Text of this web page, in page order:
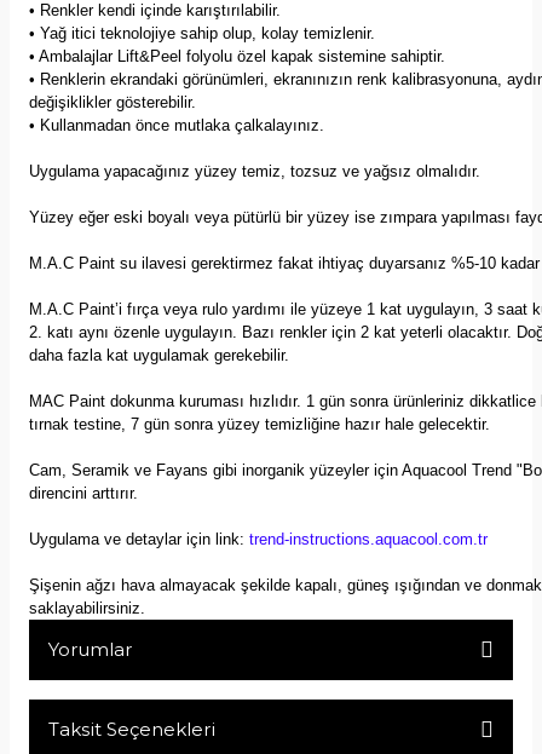
• Renkler kendi içinde karıştırılabilir.
• Yağ itici teknolojiye sahip olup, kolay temizlenir.
• Ambalajlar Lift&Peel folyolu özel kapak sistemine sahiptir.
• Renklerin ekrandaki görünümleri, ekranınızın renk kalibrasyonuna,
değişiklikler gösterebilir.
• Kullanmadan önce mutlaka çalkalayınız.
Uygulama yapacağınız yüzey temiz, tozsuz ve yağsız olmalıdır.
Yüzey eğer eski boyalı veya pütürlü bir yüzey ise zımpara yapılması
M.A.C Paint su ilavesi gerektirmez fakat ihtiyaç duyarsanız %5-10
M.A.C Paint’i fırça veya rulo yardımı ile yüzeye 1 kat uygulayın, 3 saat
2. katı aynı özenle uygulayın. Bazı renkler için 2 kat yeterli olacaktır.
daha fazla kat uygulamak gerekebilir.
MAC Paint dokunma kuruması hızlıdır. 1 gün sonra ürünleriniz
tırnak testine, 7 gün sonra yüzey temizliğine hazır hale gelecektir.
Cam, Seramik ve Fayans gibi inorganik yüzeyler için Aquacool Trend
direncini arttırır.
Uygulama ve detaylar için link: trend-instructions.aquacool.com.tr
Şişenin ağzı hava almayacak şekilde kapalı, güneş ışığından ve
saklayabilirsiniz.
Yorumlar
Taksit Seçenekleri